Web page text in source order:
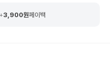
+3,900원페이백